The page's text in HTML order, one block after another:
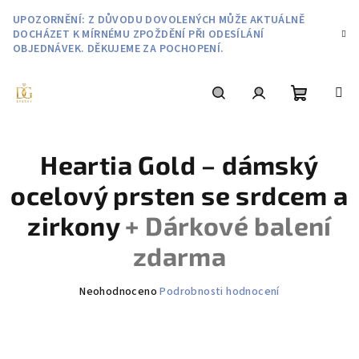
obsah
UPOZORNĚNÍ: Z DŮVODU DOVOLENÝCH MŮŽE AKTUÁLNĚ
DOCHÁZET K MÍRNÉMU ZPOŽDĚNÍ PŘI ODESÍLÁNÍ
OBJEDNÁVEK. DĚKUJEME ZA POCHOPENÍ.
košík
Heartia Gold – dámský
ocelový prsten se srdcem a
zirkony+ Dárkové balení
zdarma
Průměrné
Neohodnoceno Podrobnosti hodnocení